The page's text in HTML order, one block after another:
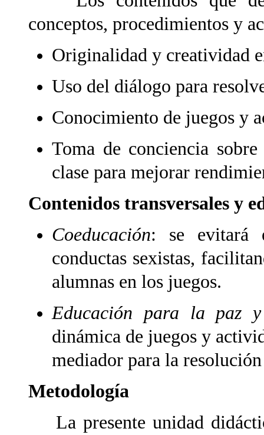
conceptos, procedimientos y
Originalidad y creatividad
Uso del diálogo para
Conocimiento de juegos y
Toma de conciencia
clase para mejorar
Contenidos transversales y
Coeducación: se evitará
conductas sexistas,
alumnas en los juegos.
Educación para la paz
dinámica de juegos y
mediador para la
Metodología
La presente unidad